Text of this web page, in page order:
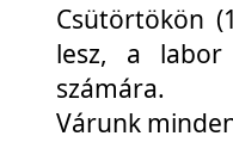
Csütörtökön
lesz, a labor
számára.
Várunk